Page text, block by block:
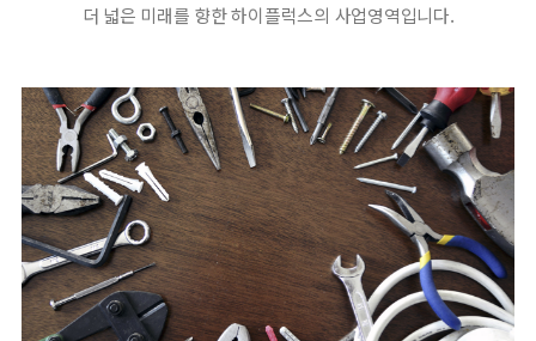
더 넓은 미래를 향한 하이플럭스의 사업영역입니다.